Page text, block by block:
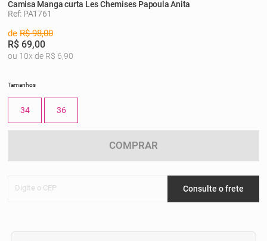
Camisa Manga curta Les Chemises Papoula Anita
Ref: PA1761
de R$ 98,00
R$ 69,00
ou 10x de R$ 6,90
Tamanhos
34 36
COMPRAR
Digite o CEP Consulte o frete